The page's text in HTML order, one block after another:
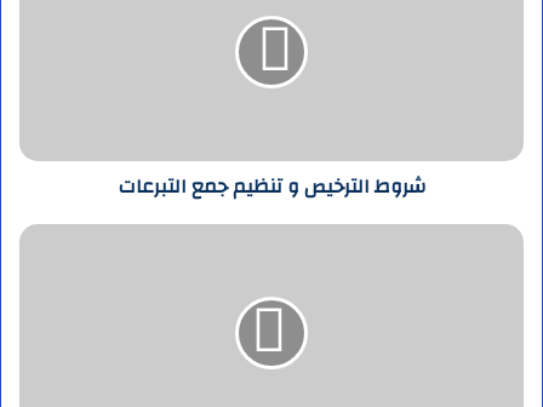
شروط الترخيص و تنظيم جمع التبرعات
المسطرة